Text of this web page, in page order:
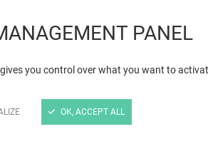
PANEL
you control over what you want to
OK, ACCEPT ALL
2 au 7 octobre en